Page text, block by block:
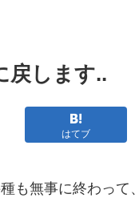
戻します..
はてブ
も無事に終わって、